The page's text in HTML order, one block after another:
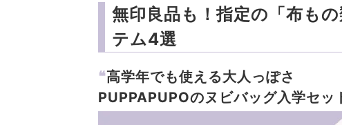
無印良品も！指定の「布も
テム4選
❝高学年でも使える大人っぽさ
PUPPAPUPOのヌビバッグ入学セッ